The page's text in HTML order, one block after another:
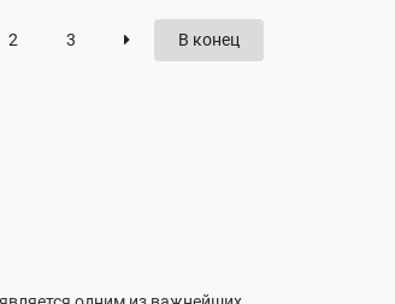
2 3 В конец